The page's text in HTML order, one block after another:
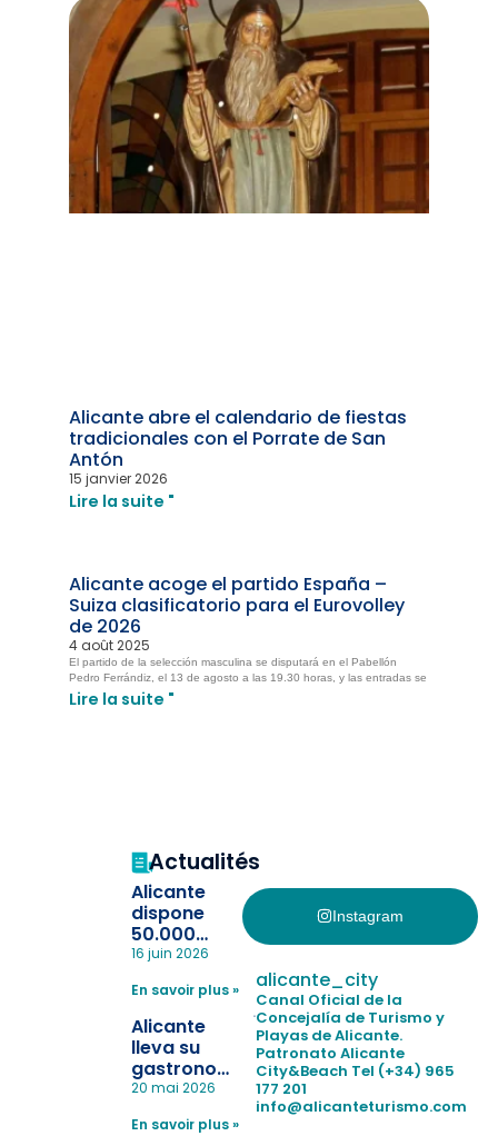
Alicante abre el calendario de fiestas
tradicionales con el Porrate de San
Antón
15 janvier 2026
Lire la suite "
Alicante acoge el partido España –
Suiza clasificatorio para el Eurovolley
de 2026
4 août 2025
El partido de la selección masculina se disputará en el Pabellón
Pedro Ferrándiz, el 13 de agosto a las 19.30 horas, y las entradas se
Lire la suite "
Actualités
Alicante
dispone
50.000
pulseras
la
pérdida de niños
en las
playas y
realiza con
simulacro de socorrismo
16 juin 2026
En savoir plus »
Alicante
lleva su
gastronomía
a Madrid
reforzar el
20 mai 2026
En savoir plus »
Instagram
alicante_city
Canal Oficial de la
Concejalía de Turismo y
Playas de Alicante.
Patronato Alicante
City&Beach Tel (+34) 965
177 201
info@alicanteturismo.com